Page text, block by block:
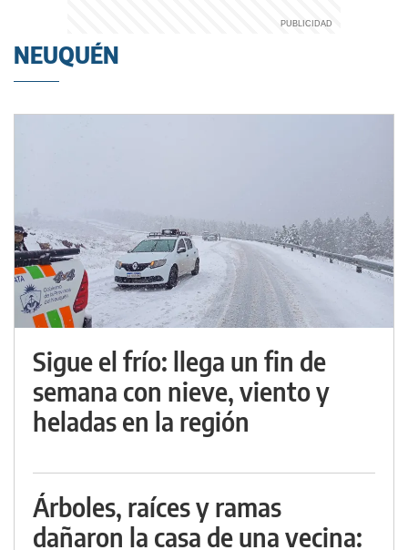
NEUQUÉN
Sigue el frío: llega un fin de
semana con nieve, viento y
heladas en la región
Árboles, raíces y ramas
dañaron la casa de una vecina: